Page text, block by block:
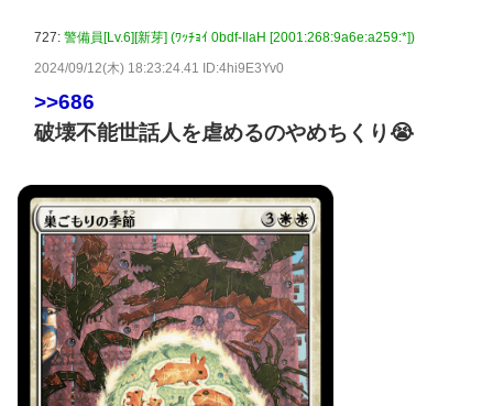
727: 警備員[Lv.6][新芽] (ﾜｯﾁｮｲ 0bdf-IlaH [2001:268:9a6e:a259:*])
2024/09/12(木) 18:23:24.41 ID:4hi9E3Yv0
>>686
破壊不能世話人を虐めるのやめちくり😭